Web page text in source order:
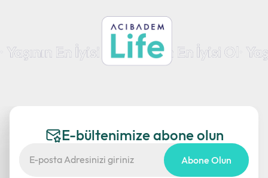
E-bültenimize abone olun
Abone Olun